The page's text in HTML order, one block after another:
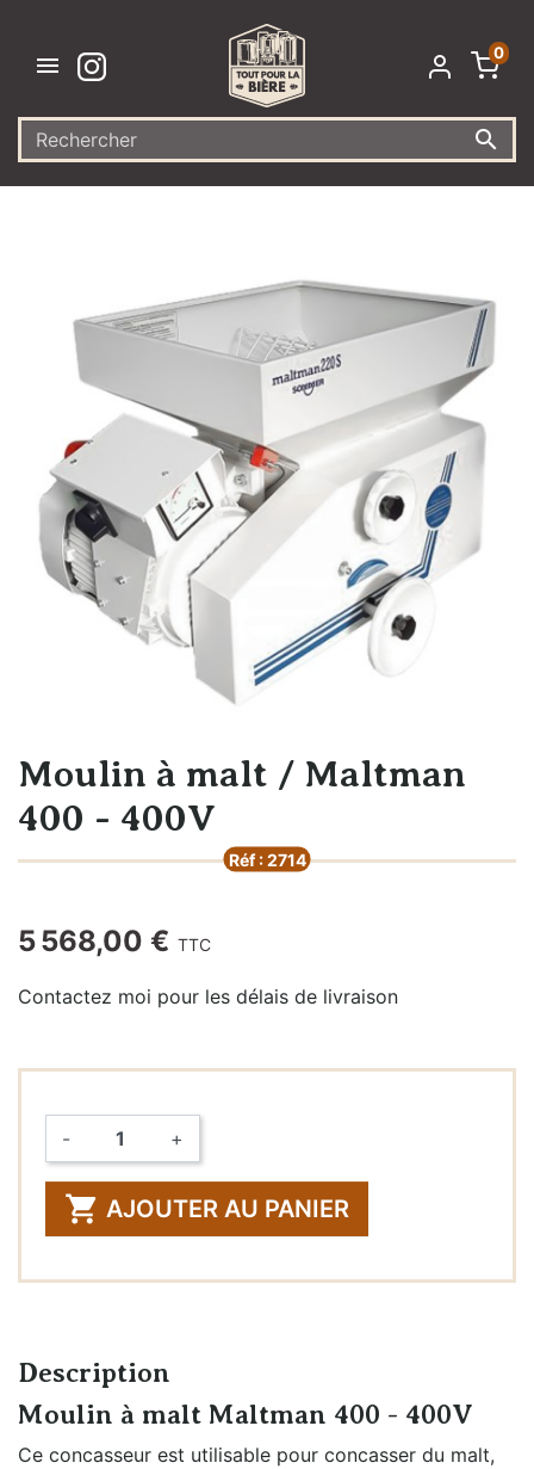


0
Moulin à malt / Maltman
400 - 400V
Réf : 2714
5 568,00 € TTC
Contactez moi pour les délais de livraison
Quantité
- +
 AJOUTER AU PANIER
Description
Moulin à malt Maltman 400 - 400V
Ce concasseur est utilisable pour concasser du malt,